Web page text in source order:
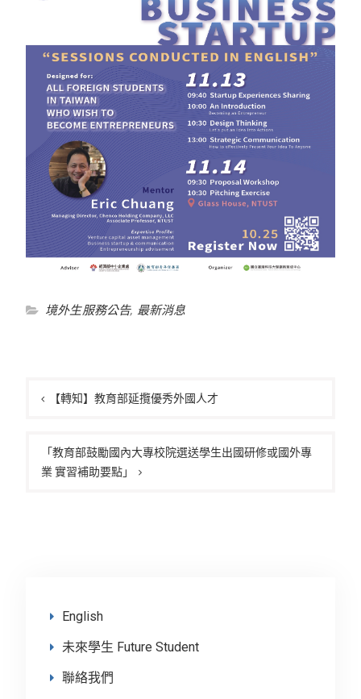
境外生服務公告, 最新消息
章
【轉知】教育部延攬優秀外國人才
「教育部鼓勵國內大專校院選送學生出國研修或國外專
業 實習補助要點」
English
未來學生 Future Student
聯絡我們